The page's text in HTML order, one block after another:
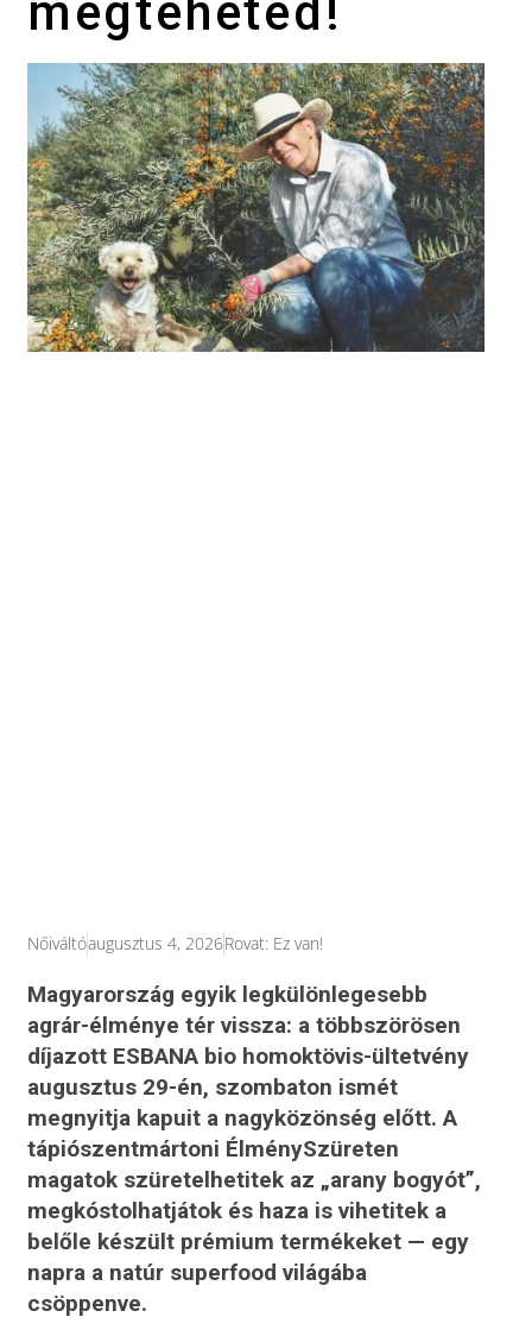
megteheted!
Nőiváltóaugusztus 4, 2026Rovat: Ez van!
Magyarország egyik legkülönlegesebb
agrár-élménye tér vissza: a többszörösen
díjazott ESBANA bio homoktövis-ültetvény
augusztus 29-én, szombaton ismét
megnyitja kapuit a nagyközönség előtt. A
tápiószentmártoni ÉlménySzüreten
magatok szüretelhetitek az „arany bogyót”,
megkóstolhatjátok és haza is vihetitek a
belőle készült prémium termékeket — egy
napra a natúr superfood világába
csöppenve.